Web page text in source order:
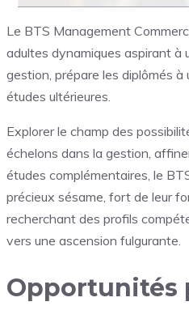
Le BTS Management
adultes dynamiques aspirant à
gestion, prépare les diplômés
études ultérieures.
Explorer le champ des
échelons dans la gestion,
études complémentaires, le
précieux sésame, fort de leur
recherchant des profils
vers une ascension fulgurante.
Opportunités